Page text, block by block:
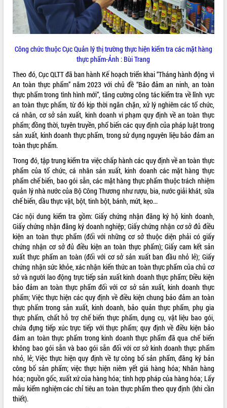
VIDEO
Không có file video nào để phát.
ALBUM ẢNH
LIÊN KẾT WEB
THỐNG KÊ TRUY CẬP
Hôm nay: 14829
Tất cả:
Công chức thuộc Cục Quản lý thị trường thực hiện kiểm tra các mặt hàng
thực phẩm-Ảnh : Bùi Trang
Theo đó, Cục QLTT đã ban hành Kế hoạch triển khai “Tháng hành động vì
An toàn thực phẩm” năm 2023 với chủ đề “Bảo đảm an ninh, an toàn
thực phẩm trong tình hình mới”, tăng cường công tác kiểm tra về lĩnh vực
an toàn thực phẩm, từ đó kịp thời ngăn chặn, xử lý nghiêm các tổ chức,
cá nhân, cơ sở sản xuất, kinh doanh vi phạm quy định về an toàn thực
phẩm; đồng thời, tuyên truyền, phổ biến các quy định của pháp luật trong
sản xuất, kinh doanh thực phẩm, trong sử dụng nguyên liệu bảo đảm an
toàn thực phẩm.
Trong đó, tập trung kiểm tra việc chấp hành các quy định về an toàn thực
phẩm của tổ chức, cá nhân sản xuất, kinh doanh các mặt hàng thực
phẩm chế biến, bao gói sẵn, các mặt hàng thực phẩm thuộc trách nhiệm
quản lý nhà nước của Bộ Công Thương như rượu, bia, nước giải khát, sữa
chế biến, dầu thực vật, bột, tinh bột, bánh, mứt, kẹo...
Các nội dung kiểm tra gồm: Giấy chứng nhận đăng ký hộ kinh doanh,
Giấy chứng nhận đăng ký doanh nghiệp; Giấy chứng nhận cơ sở đủ điều
kiện an toàn thực phẩm (đối với những cơ sở thuộc diện phải có giấy
chứng nhận cơ sở đủ điều kiện an toàn thực phẩm); Giấy cam kết sản
xuất thực phẩm an toàn (đối với cơ sở sản xuất ban đầu nhỏ lẻ); Giấy
chứng nhận sức khỏe, xác nhận kiến thức an toàn thực phẩm của chủ cơ
sở và người lao động trực tiếp sản xuất kinh doanh thực phẩm; Điều kiện
bảo đảm an toàn thực phẩm đối với cơ sở sản xuất, kinh doanh thực
phẩm; Việc thực hiện các quy định về điều kiện chung bảo đảm an toàn
thực phẩm trong sản xuất, kinh doanh, bảo quản thực phẩm, phụ gia
thực phẩm, chất hỗ trợ chế biến thực phẩm, dụng cụ, vật liệu bao gói,
chứa đựng tiếp xúc trực tiếp với thực phẩm; quy định về điều kiện bảo
đảm an toàn thực phẩm trong kinh doanh thực phẩm đã qua chế biến
không bao gói sẵn và bao gói sẵn đối với cơ sở kinh doanh thực phẩm
nhỏ, lẻ; Việc thực hiện quy định về tự công bố sản phẩm, đăng ký bản
công bố sản phẩm; việc thực hiện niêm yết giá hàng hóa; Nhãn hàng
hóa; nguồn gốc, xuất xứ của hàng hóa; tính hợp pháp của hàng hóa; Lấy
mẫu kiểm nghiệm các chỉ tiêu an toàn thực phẩm theo quy định (khi cần
thiết).